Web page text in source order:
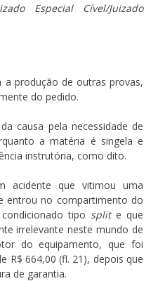
Especial Cível/Juizado
a produção de outras provas,
do pedido.
causa pela necessidade de
a matéria é singela e
instrutória, como dito.
que vitimou uma
entrou no compartimento do
tipo splite que
irrelevante neste mundo de
do equipamento, que foi
R$ 664,00 (fl. 21), depois que
de garantia.